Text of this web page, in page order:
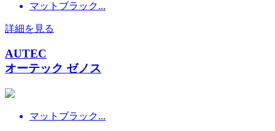
マットブラック...
詳細を見る
AUTEC
オーテック ゼノス
マットブラック...